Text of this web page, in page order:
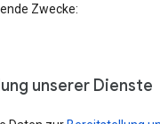
Zwecke:
unserer Dienste